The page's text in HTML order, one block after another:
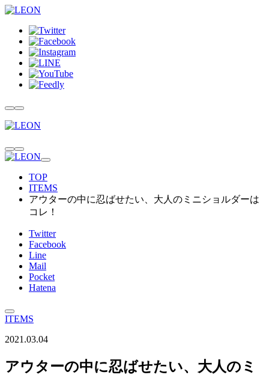
TOP
ITEMS
アウターの中に忍ばせたい、大人のミニショルダーは
コレ！
Twitter
Facebook
Line
Mail
Pocket
Hatena
ITEMS
2021.03.04
アウターの中に忍ばせたい、大人のミ